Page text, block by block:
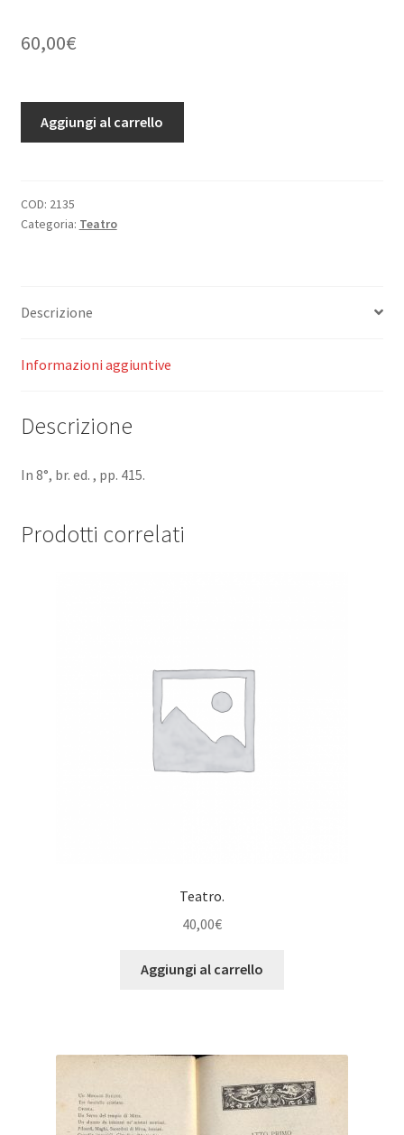
60,00€
signor
principe.
quantità
Aggiungi al carrello
COD: 2135
Categoria: Teatro
Descrizione
Informazioni aggiuntive
Descrizione
In 8°, br. ed. , pp. 415.
Prodotti correlati
Teatro.
40,00€
Aggiungi al carrello